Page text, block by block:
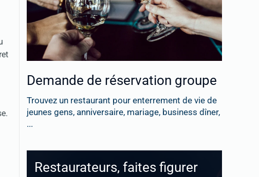
Demande de réservation groupe
Trouvez un restaurant pour enterrement de vie de
jeunes gens, anniversaire, mariage, business dîner,
...
Restaurateurs, faites figurer